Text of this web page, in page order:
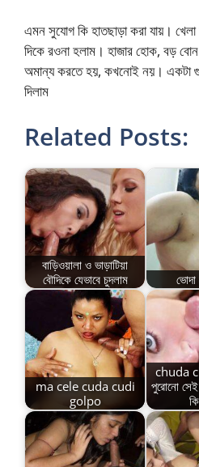
এমন সুযোগ কি হাতছাড়া করা যায়। খেলা
দিকে রওনা হলাম। হাজার হোক, বড়
অমান্য করতে হয়, কখনোই নয়। একটা
দিলাম
Related Posts:
বাড়িওয়ালা ও ভাড়াটিয়া
বৌদিকে যেভাবে চুদলাম
ভোদা
ma cele cuda cudi
golpo
chuda
পুরোনো